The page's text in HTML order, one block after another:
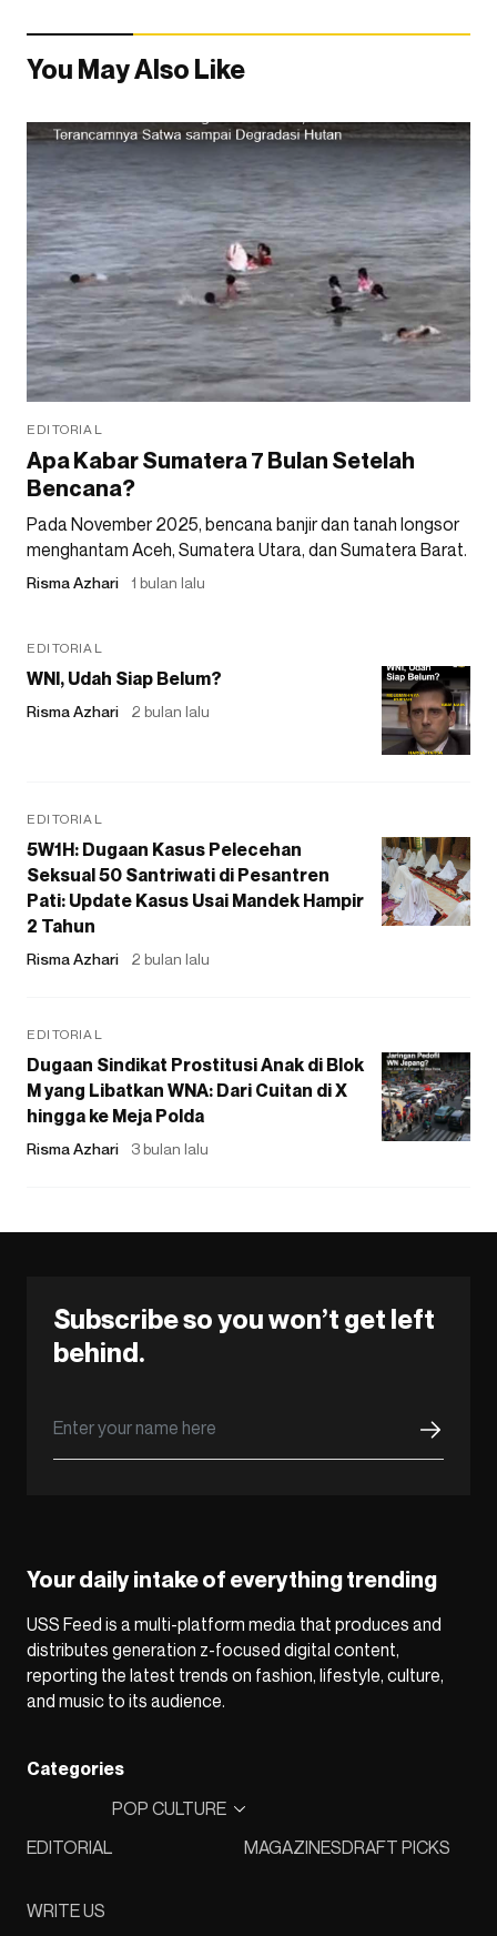
You May Also Like
EDITORIAL
Apa Kabar Sumatera 7 Bulan Setelah
Bencana?
Pada November 2025, bencana banjir dan tanah longsor
menghantam Aceh, Sumatera Utara, dan Sumatera Barat.
Risma Azhari 1 bulan lalu
EDITORIAL
WNI, Udah Siap Belum?
Risma Azhari 2 bulan lalu
EDITORIAL
5W1H: Dugaan Kasus Pelecehan
Seksual 50 Santriwati di Pesantren
Pati: Update Kasus Usai Mandek Hampir
2 Tahun
Risma Azhari 2 bulan lalu
EDITORIAL
Dugaan Sindikat Prostitusi Anak di Blok
M yang Libatkan WNA: Dari Cuitan di X
hingga ke Meja Polda
Risma Azhari 3 bulan lalu
Subscribe so you won’t get left
behind.
Your daily intake of everything trending
USS Feed is a multi-platform media that produces and
distributes generation z-focused digital content,
reporting the latest trends on fashion, lifestyle, culture,
and music to its audience.
Categories
EDITORIAL
POP CULTURE
MAGAZINESDRAFT PICKS
WRITE US